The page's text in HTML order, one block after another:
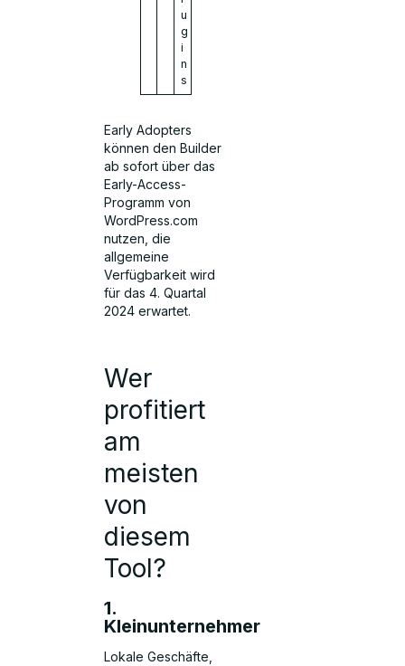
u
g
i
n
s
Early Adopters
können den Builder
ab sofort über das
Early-Access-
Programm von
WordPress.com
nutzen, die
allgemeine
Verfügbarkeit wird
für das 4. Quartal
2024 erwartet.
Wer
profitiert
am
meisten
von
diesem
Tool?
1.
Kleinunternehmer
Lokale Geschäfte,